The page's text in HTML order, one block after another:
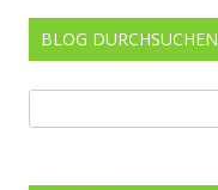
BLOG DURCHSUCHEN
nach: